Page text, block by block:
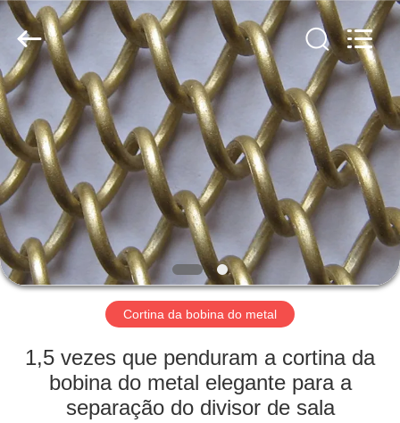
CASA
PRODUTOS
SOBRE
NÓS
EXCURSÃO
FÁBRICA
CONTROLE
Anping
Yuntong
Metal
Wire
Mesh
Co.,Ltd.
All
Rights
Reserved.
Cortina da bobina do metal
1,5 vezes que penduram a cortina da
bobina do metal elegante para a
separação do divisor de sala